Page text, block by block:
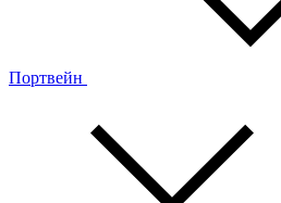
Портвейн